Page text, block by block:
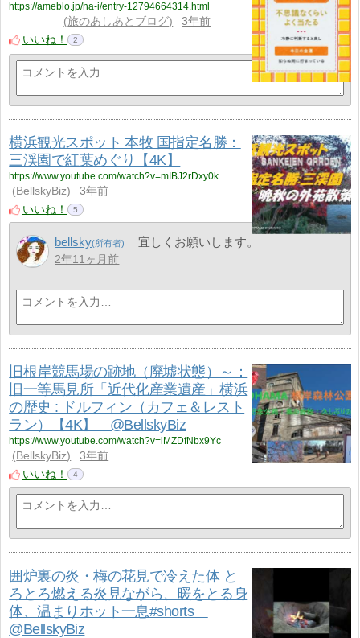
https://ameblo.jp/ha-i/entry-12794664314.html
旅のあしあとブログ
3年前
いいね！
2
横浜観光スポット 本牧 国指定名勝：
三渓園で紅葉めぐり【4K】
https://www.youtube.com/watch?v=mIBJ2rDxy0k
BellskyBiz
3年前
いいね！
5
bellsky 宜しくお願いします。
2年11ヶ月前
旧根岸競馬場の跡地（廃墟状態）～：
旧一等馬見所「近代化産業遺産」横浜
の歴史 : ドルフィン（カフェ＆レスト
ラン）【4K】 @BellskyBiz
https://www.youtube.com/watch?v=iMZDfNbx9Yc
BellskyBiz
3年前
いいね！
4
囲炉裏の炎・梅の花見で冷えた体 と
ろとろ燃える炎見ながら、暖をとる身
体、温まりホット一息#shorts
@BellskyBiz